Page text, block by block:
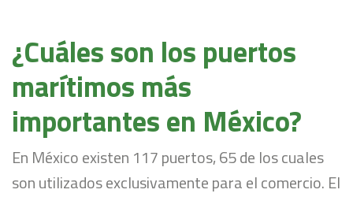
¿Cuáles son los puertos
marítimos más
importantes en México?
En México existen 117 puertos, 65 de los cuales
son utilizados exclusivamente para el comercio. El